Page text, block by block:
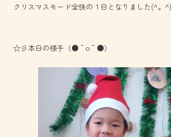
クリスマスモード全快の１日となりました(^。
☆彡本日の様子（●＾o＾●）